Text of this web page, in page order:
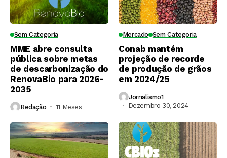
Sem Categoria
MME abre consulta
pública sobre metas
de descarbonização do
RenovaBio para 2026-
2035
Redação 11 Meses ⁮
Mercado Sem Categoria
Conab mantém
projeção de recorde
de produção de grãos
em 2024/25
Jornalismo1
Dezembro 30, 2024